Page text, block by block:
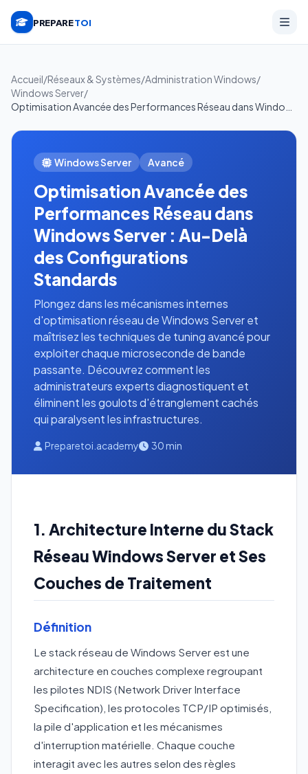
PREPARETOI
Accueil/Réseaux & Systèmes/Administration Windows/
Windows Server/
Windows Server Avancé
Optimisation Avancée des
Performances Réseau dans
Windows Server : Au-Delà
des Configurations
Standards
Plongez dans les mécanismes internes
d'optimisation réseau de Windows Server et
maîtrisez les techniques de tuning avancé pour
exploiter chaque microseconde de bande
passante. Découvrez comment les
administrateurs experts diagnostiquent et
éliminent les goulots d'étranglement cachés
qui paralysent les infrastructures.
Preparetoi.academy 30 min
1. Architecture Interne du Stack
Réseau Windows Server et Ses
Couches de Traitement
Définition
Le stack réseau de Windows Server est une
architecture en couches complexe regroupant
les pilotes NDIS (Network Driver Interface
Specification), les protocoles TCP/IP optimisés,
la pile d'application et les mécanismes
d'interruption matérielle. Chaque couche
interagit avec les autres selon des règles